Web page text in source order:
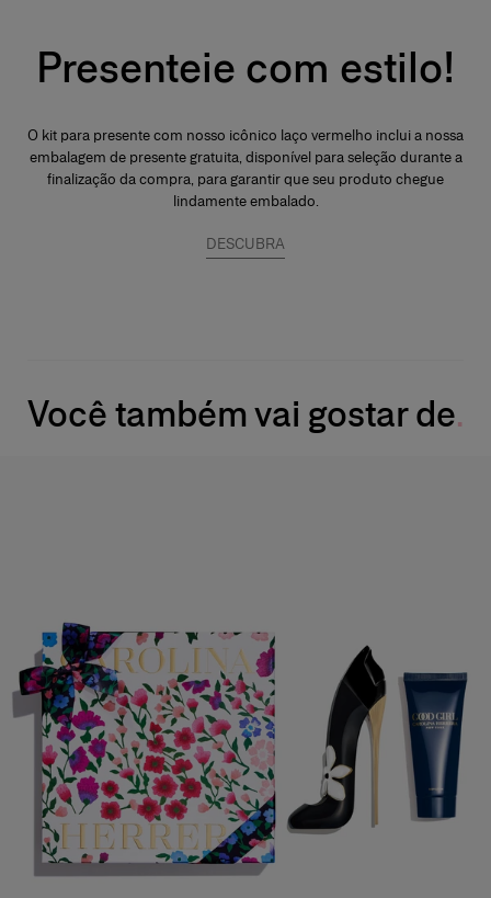
Presenteie com estilo!
O kit para presente com nosso icônico laço vermelho inclui a nossa
embalagem de presente gratuita, disponível para seleção durante a
finalização da compra, para garantir que seu produto chegue
lindamente embalado.
DESCUBRA
Você também vai gostar de